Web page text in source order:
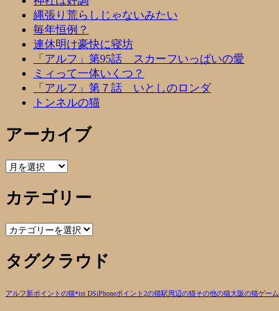
縄張り荒らしじゃないみたい
毎年恒例？
連休明け豪快に寝坊
「アルフ」第95話 スカーフいっぱいの愛
ミィって一体いくつ？
「アルフ」第７話 いとしのロンダ
トンネルの猫
アーカイブ
ア
カ
イ
ブ
カテゴリー
カ
ゴ
リ
タグクラウド
アルフ新ポイントの猫*ist DSiPhoneポイント2の猫駅周辺の猫その他の猫大阪の猫ゲーム